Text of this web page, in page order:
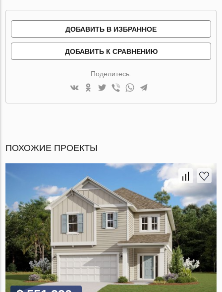
ДОБАВИТЬ В ИЗБРАННОЕ
ДОБАВИТЬ К СРАВНЕНИЮ
Поделитесь:
ПОХОЖИЕ ПРОЕКТЫ